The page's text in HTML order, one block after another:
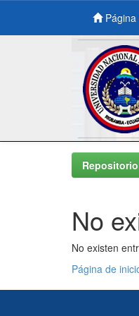
Skip
Página
No
No existen
Página de